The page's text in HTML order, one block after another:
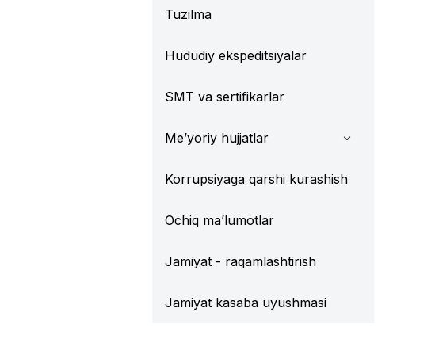
Tuzilma
Hududiy ekspeditsiyalar
SMT va sertifikarlar
Me’yoriy hujjatlar
Korrupsiyaga qarshi kurashish
Ochiq ma’lumotlar
Jamiyat - raqamlashtirish
Jamiyat kasaba uyushmasi